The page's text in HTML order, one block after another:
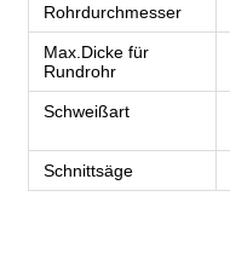
Rohrdurchmesser
Max.Dicke für
Rundrohr
Schweißart
Schnittsäge